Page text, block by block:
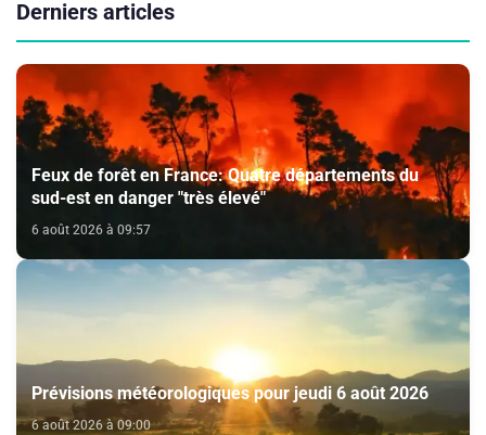
Derniers articles
Feux de forêt en France: Quatre départements du
sud-est en danger "très élevé"
6 août 2026 à 09:57
Prévisions météorologiques pour jeudi 6 août 2026
6 août 2026 à 09:00